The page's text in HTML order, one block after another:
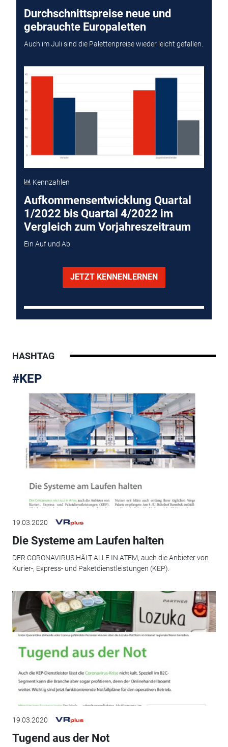
Durchschnittspreise neue und
gebrauchte Europaletten
Auch im Juli sind die Palettenpreise wieder leicht gefallen.
Kennzahlen
Aufkommensentwicklung Quartal
1/2022 bis Quartal 4/2022 im
Vergleich zum Vorjahreszeitraum
Ein Auf und Ab
JETZT KENNENLERNEN
HASHTAG
#KEP
19.03.2020
Die Systeme am Laufen halten
DER CORONAVIRUS HÄLT ALLE IN ATEM, auch die Anbieter von
Kurier-, Express- und Paketdienstleistungen (KEP).
19.03.2020
Tugend aus der Not